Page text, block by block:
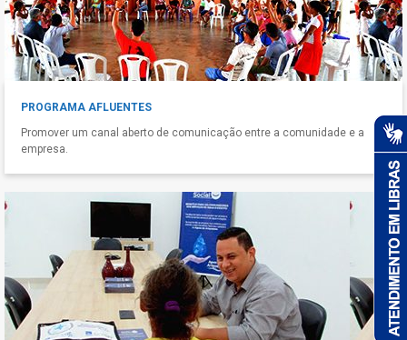
PROGRAMA AFLUENTES
Promover um canal aberto de comunicação entre a comunidade e a
empresa.